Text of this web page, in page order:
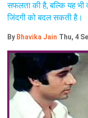
सफलता की है, बल्कि यह भी
जिंदगी को बदल सकती है।
By Bhavika Jain Thu, 4